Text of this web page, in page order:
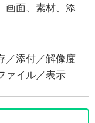
画面、素材、添
／添付／解像度
ァイル／表示